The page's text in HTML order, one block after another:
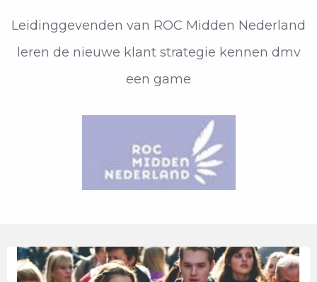
Leidinggevenden van ROC Midden Nederland
leren de nieuwe klant strategie kennen dmv
een game